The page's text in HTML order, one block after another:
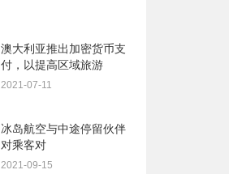
澳大利亚推出加密货币支
付，以提高区域旅游
2021-07-11
冰岛航空与中途停留伙伴
对乘客对
2021-09-15